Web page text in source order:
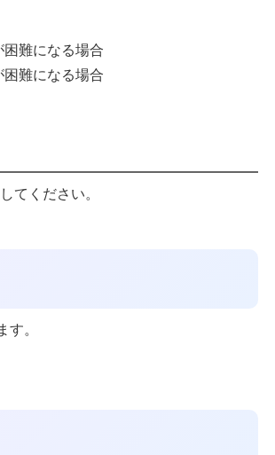
難になる場合
難になる場合
てください。
す。